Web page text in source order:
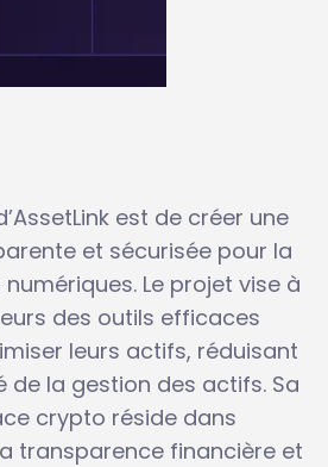
est de créer une
et sécurisée pour la
Le projet vise à
des outils efficaces
leurs actifs, réduisant
de la gestion des actifs. Sa
crypto réside dans
transparence financière et